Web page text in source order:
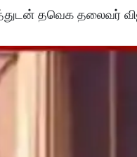
தவெக தலைவர்